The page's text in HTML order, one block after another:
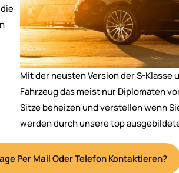
Mit der neusten Version der S-Klasse
Fahrzeug das meist nur Diplomaten
Sitze beheizen und verstellen wenn
werden durch unsere top
Per Mail Oder Telefon Kontaktieren?